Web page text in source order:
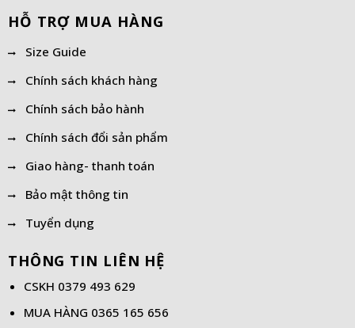
HỖ TRỢ MUA HÀNG
Size Guide
Chính sách khách hàng
Chính sách bảo hành
Chính sách đổi sản phẩm
Giao hàng- thanh toán
Bảo mật thông tin
Tuyển dụng
THÔNG TIN LIÊN HỆ
CSKH 0379 493 629
MUA HÀNG 0365 165 656